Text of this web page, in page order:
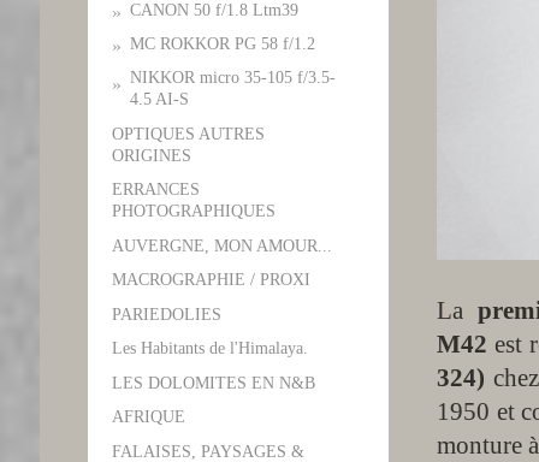
La
M42 est
324)
1950 et
monture
CANON 50 f/1.8 Ltm39
MC ROKKOR PG 58 f/1.2
NIKKOR micro 35-105 f/3.5-
4.5 AI-S
OPTIQUES AUTRES
ORIGINES
ERRANCES
PHOTOGRAPHIQUES
AUVERGNE, MON AMOUR...
MACROGRAPHIE / PROXI
PARIEDOLIES
Les Habitants de l'Himalaya.
LES DOLOMITES EN N&B
AFRIQUE
FALAISES, PAYSAGES &